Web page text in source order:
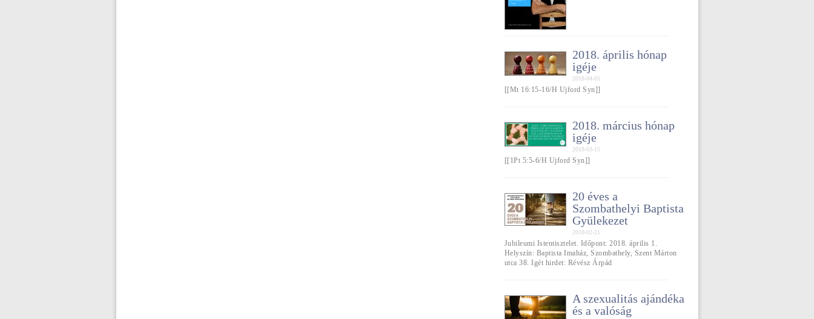
2018. április hónap
igéje
2018-04-05
[[Mt 16:15-16/H Ujford Syn]]
2018. március hónap
igéje
2018-03-15
[[1Pt 5:5-6/H Ujford Syn]]
20 éves a
Szombathelyi Baptista
Gyülekezet
2018-02-21
Jubileumi Istentisztelet. Időpont: 2018. április 1.
Helyszín: Baptista Imaház, Szombathely, Szent Márton
utca 38. Igét hirdet: Révész Árpád
A szexualitás ajándéka
és a valóság